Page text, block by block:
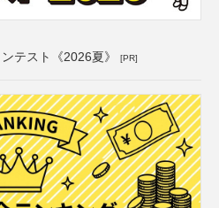
テスト《2026夏》 [PR]